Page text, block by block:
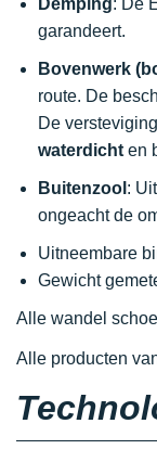
Demping: De
garandeert.
Bovenwerk
route. De
De
waterdicht en
Buitenzool :
ongeacht de
Uitneembare
Gewicht
Alle wandel
Alle producten